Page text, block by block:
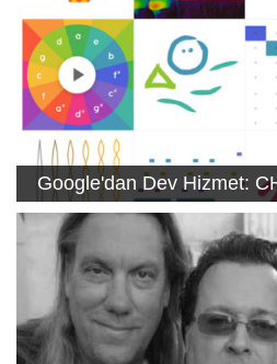
Google'dan Dev Hizmet: